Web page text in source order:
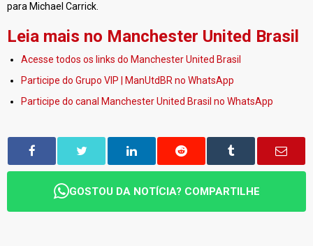
para Michael Carrick.
Leia mais no Manchester United Brasil
Acesse todos os links do Manchester United Brasil
Participe do Grupo VIP | ManUtdBR no WhatsApp
Participe do canal Manchester United Brasil no WhatsApp
GOSTOU DA NOTÍCIA? COMPARTILHE